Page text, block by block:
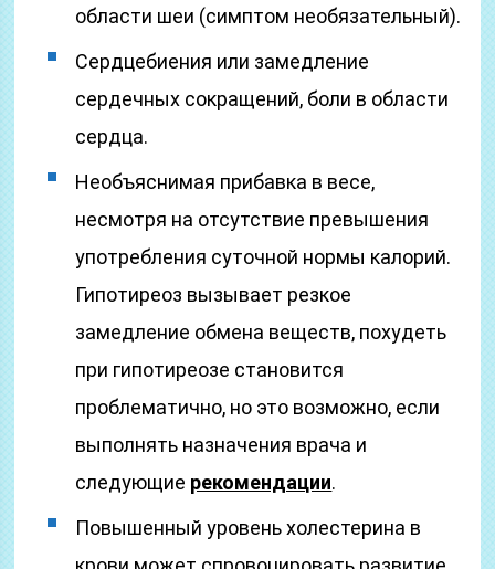
области шеи (симптом необязательный).
Сердцебиения или замедление
сердечных сокращений, боли в области
сердца.
Необъяснимая прибавка в весе,
несмотря на отсутствие превышения
употребления суточной нормы калорий.
Гипотиреоз вызывает резкое
замедление обмена веществ, похудеть
при гипотиреозе становится
проблематично, но это возможно, если
выполнять назначения врача и
следующие рекомендации.
Повышенный уровень холестерина в